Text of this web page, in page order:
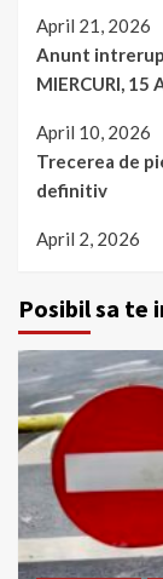
April 21, 2026
Anunt
MIERCURI, 15
April 10, 2026
Trecerea de
definitiv
April 2, 2026
Posibil sa te